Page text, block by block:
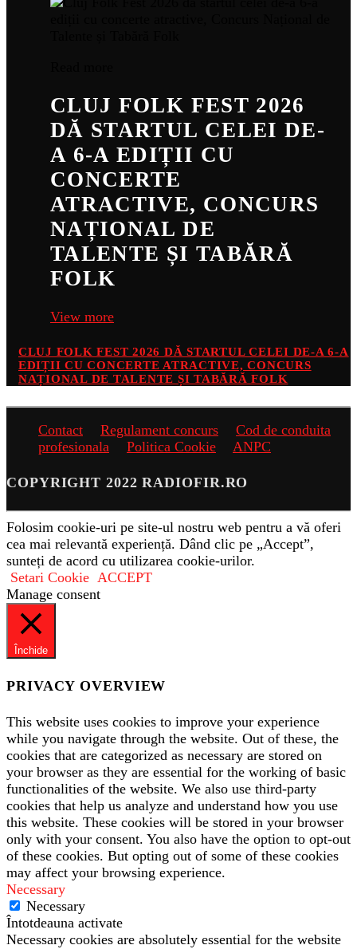
CLUJ FOLK FEST 2026
DĂ STARTUL CELEI DE-
A 6-A EDIȚII CU
CONCERTE
ATRACTIVE, CONCURS
NAȚIONAL DE
TALENTE ȘI TABĂRĂ
FOLK
View more
CLUJ FOLK FEST 2026 DĂ STARTUL CELEI DE-A 6-A
EDIȚII CU CONCERTE ATRACTIVE, CONCURS
NAȚIONAL DE TALENTE ȘI TABĂRĂ FOLK
Contact Regulament concurs
Cod de conduita
profesionala
Politica Cookie ANPC
COPYRIGHT 2022 RADIOFIR.RO
Folosim cookie-uri pe site-ul nostru web pentru a vă oferi
cea mai relevantă experiență. Dând clic pe „Accept”,
sunteți de acord cu utilizarea cookie-urilor.
Setari Cookie ACCEPT
Manage consent
Închide
PRIVACY OVERVIEW
This website uses cookies to improve your experience
while you navigate through the website. Out of these, the
cookies that are categorized as necessary are stored on
your browser as they are essential for the working of basic
functionalities of the website. We also use third-party
cookies that help us analyze and understand how you use
this website. These cookies will be stored in your browser
only with your consent. You also have the option to opt-out
of these cookies. But opting out of some of these cookies
may affect your browsing experience.
Necessary
Necessary
Întotdeauna activate
Necessary cookies are absolutely essential for the website